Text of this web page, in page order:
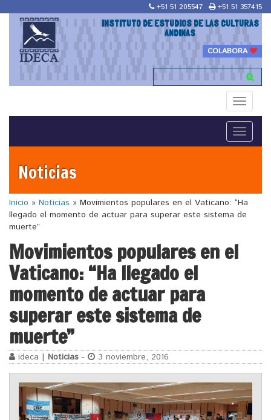
+51 51 205547 +51 51 357415
INSTITUTO DE ESTUDIOS DE LAS CULTURAS
ANDINAS
COLABORA
Toggle
Toggle
Noticias
Inicio » Noticias » Movimientos populares en el Vaticano: “Ha
llegado el momento de actuar para superar este sistema de
muerte”
Movimientos populares en el
Vaticano: “Ha llegado el
momento de actuar para
superar este sistema de
muerte”
ideca | Noticias - 3 noviembre, 2016